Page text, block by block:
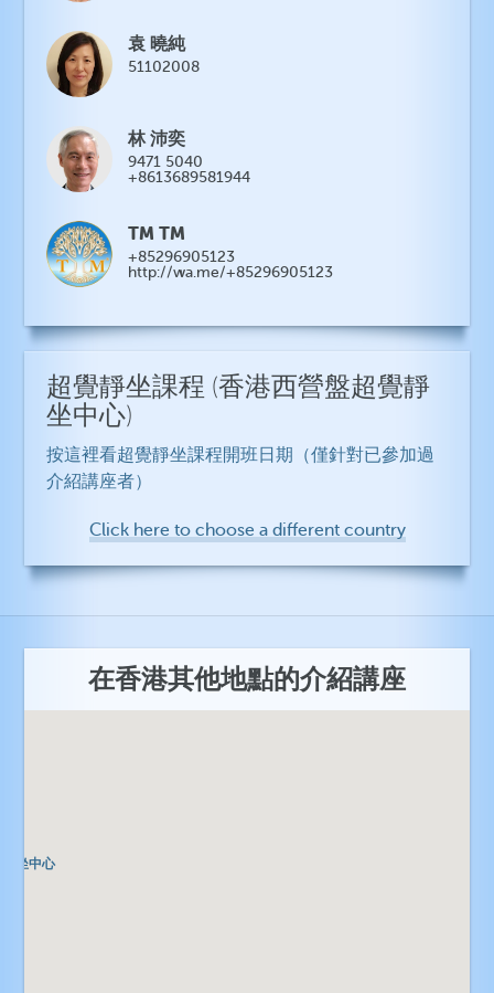
袁 曉純
51102008
林 沛奕
9471 5040
+8613689581944
TM TM
+85296905123
http://wa.me/+85296905123
超覺靜坐課程 (香港西營盤超覺靜
坐中心)
按這裡看超覺靜坐課程開班日期（僅針對已參加過
介紹講座者）
Click here to choose a different country
在香港其他地點的介紹講座
坐中心
坐中心